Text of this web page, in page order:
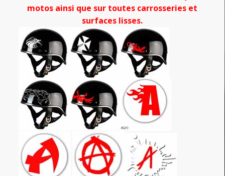
motos ainsi que sur toutes carrosseries et
surfaces lisses.